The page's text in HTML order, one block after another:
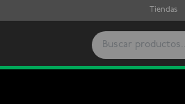
Tiendas